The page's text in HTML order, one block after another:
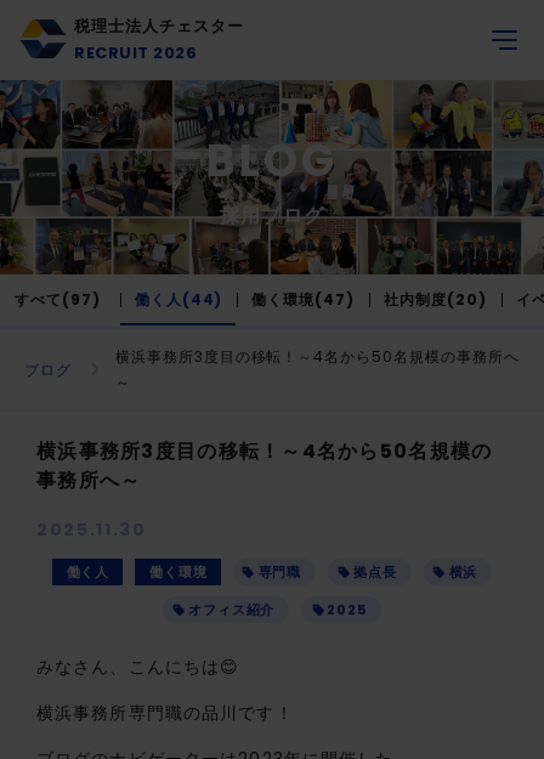
税理士法人チェスター
RECRUIT 2026
BLOG
採用ブログ
すべて(97) 働く人(44) 働く環境(47) 社内制度(20) イ
ブログ
横浜事務所3度目の移転！～4名から50名規模の事務所へ
～
横浜事務所3度目の移転！～4名から50名規模の
事務所へ～
2025.11.30
働く人 働く環境 専門職 拠点長
横浜
オフィス紹介
2025
みなさん、こんにちは😊
横浜事務所専門職の品川です！